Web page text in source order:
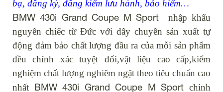
bạ, đăng ký, đăng kiểm lưu hành, bảo hiểm…
BMW 430i Grand Coupe M Sport nhập khẩu
nguyên chiếc từ Đức với dây chuyền sản xuất tự
động đảm bảo chất lượng đầu ra của mỗi sản phẩm
đều chính xác tuyệt đối,vật liệu cao cấp,kiểm
nghiệm chất lượng nghiêm ngặt theo tiêu chuẩn cao
nhất BMW 430i Grand Coupe M Sport chinh